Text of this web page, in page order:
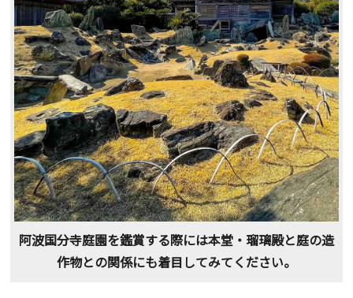
阿波国分寺庭園を鑑賞する際には本堂・瑠璃殿と庭の造
作物との関係にも着目してみてください。